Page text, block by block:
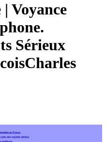
Voyance
Sérieux